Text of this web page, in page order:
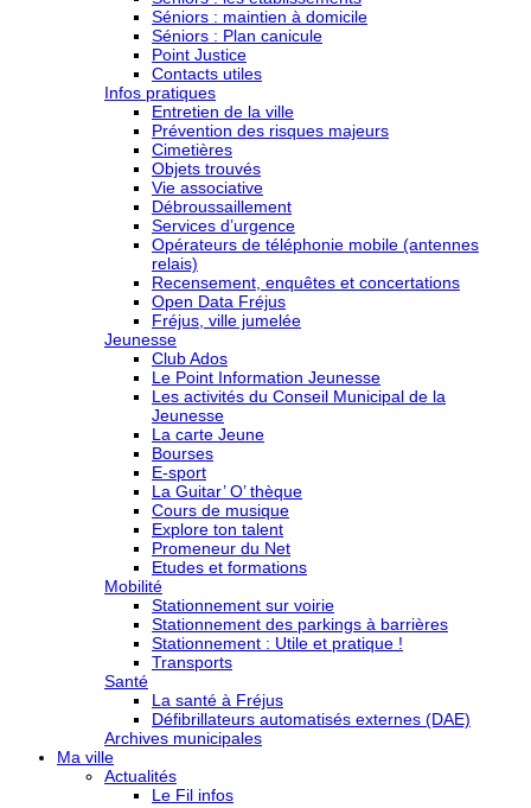
Séniors : maintien à domicile
Séniors : Plan canicule
Point Justice
Contacts utiles
Infos pratiques
Entretien de la ville
Prévention des risques majeurs
Cimetières
Objets trouvés
Vie associative
Débroussaillement
Services d’urgence
Opérateurs de téléphonie mobile (antennes
relais)
Recensement, enquêtes et concertations
Open Data Fréjus
Fréjus, ville jumelée
Jeunesse
Club Ados
Le Point Information Jeunesse
Les activités du Conseil Municipal de la
Jeunesse
La carte Jeune
Bourses
E-sport
La Guitar’ O’ thèque
Cours de musique
Explore ton talent
Promeneur du Net
Etudes et formations
Mobilité
Stationnement sur voirie
Stationnement des parkings à barrières
Stationnement : Utile et pratique !
Transports
Santé
La santé à Fréjus
Défibrillateurs automatisés externes (DAE)
Archives municipales
Ma ville
Actualités
Le Fil infos